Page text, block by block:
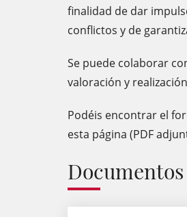
finalidad de dar
conflictos y de
Se puede colaborar
valoración y
Podéis encontrar el
esta página (PDF
Documentos